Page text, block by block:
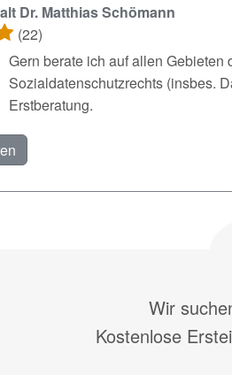
Dr. Matthias Schömann
(22)
Gern berate ich auf allen
Sozialdatenschutzrechts (insbes.
Erstberatung.
Wir
Kostenlose